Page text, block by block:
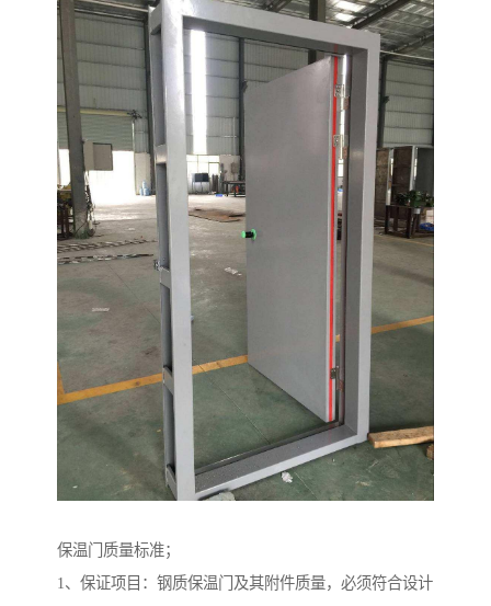
保温门质量标准；
1、保证项目：钢质保温门及其附件质量，必须符合设计